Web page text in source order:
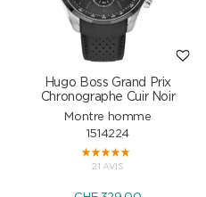
Hugo Boss Grand Prix
Chronographe Cuir Noir
Montre homme
1514224
21 AVIS